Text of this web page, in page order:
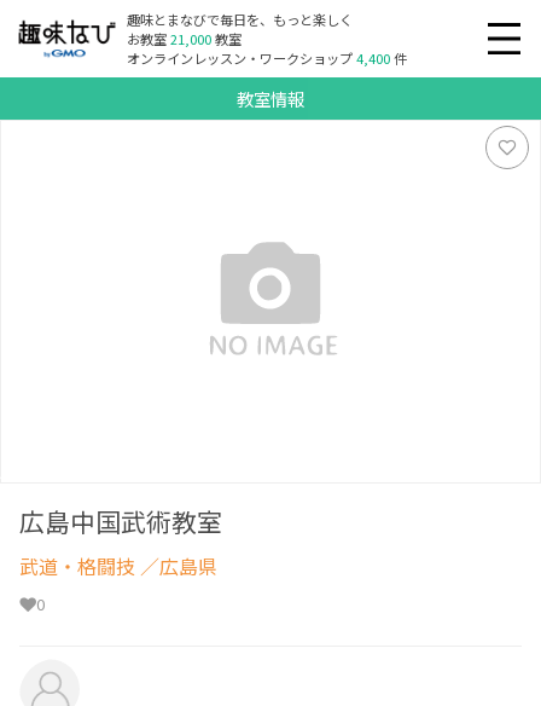
趣味とまなびで毎日を、もっと楽しく
お教室21,000教室
オンラインレッスン・ワークショップ4,400件
教室情報
広島中国武術教室
武道・格闘技 ／広島県
0